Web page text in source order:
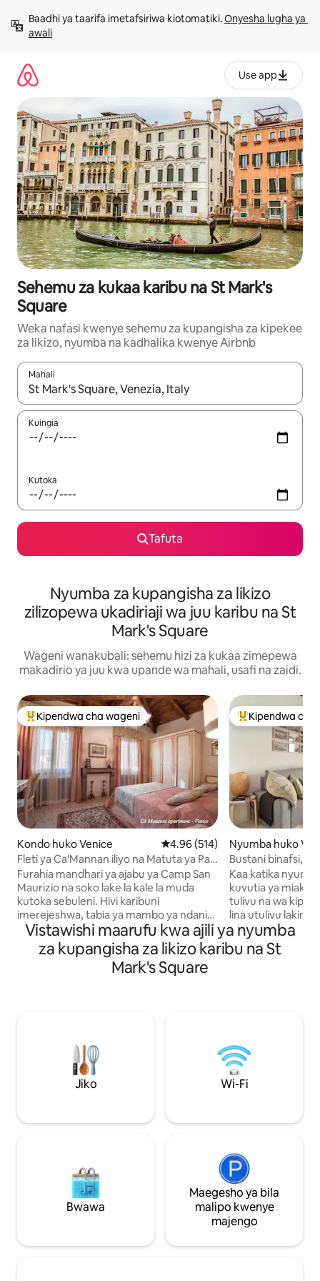
kwenda
kwenye
Baadhi ya taarifa imetafsiriwa kiotomatiki. Onyesha lugha ya
awali
Use app
Sehemu za kukaa karibu na St Mark's
Square
Weka nafasi kwenye sehemu za kupangisha za kipekee
za likizo, nyumba na kadhalika kwenye Airbnb
Mahali
Wakati matokeo yanapatikana, vinjari kwa kutumia vitufe vya
Kuingia
Kutoka
Tafuta
Nyumba za kupangisha za likizo
zilizopewa ukadiriaji wa juu karibu na St
Mark's Square
Wageni wanakubali: sehemu hizi za kukaa zimepewa
makadirio ya juu kwa upande wa mahali, usafi na zaidi.
Kipendwa maarufu cha wageni
Kipendwa cha wageni
Kondo huko Venice Ukadiriaji wa wastani wa 4.96
4.96 (514)
Fleti ya Ca'Mannan iliyo na Matuta ya Paa
huko San Marco
Furahia mandhari ya ajabu ya Camp San
Maurizio na soko lake la kale la muda
kutoka sebuleni. Hivi karibuni
imerejeshwa, tabia ya mambo ya ndani
ya kimapenzi imehifadhiwa, kama
ilivyopangwa na mahali halisi ya moto ya
chumba cha kulala na dari na trusses za
mbao. Fleti ina mtaro mzuri, na
mzio wa mwenyeji, haiwezekani kukaa
na wanyama vipenzi, samahani kwa hilo.
Nambari ya Usajili:027043-LOC-12117
Fleti ya Ca' Manzoni iko katika jumba la
linatoka kwa abbess Marianna Manzoni
dakika chache kutembea kutoka Piazza
S.Marco na karibu na ukumbi maarufu La
Fenice, katika nafasi nzuri ya kugundua
maarufu zaidi lakini pia maeneo ya
Venice ya ajabu. Imerejeshwa hivi
Kipendwa
Kipendwa cha
Nyumba huko
Bustani binafsi,
kuosha na
Kaa katika
kuvutia ya miaka
tulivu na wa kipekee. Eneo ni bora
lina utulivu lakini
umbali wa dakika
Piazzale Roma na
kwenye stesheni ya
kinywaji na
shughuli.
Vistawishi maarufu kwa ajili ya nyumba
za kupangisha za likizo karibu na St
Mark's Square
Jiko Wi-Fi
Bwawa
Maegesho ya bila
malipo kwenye
majengo